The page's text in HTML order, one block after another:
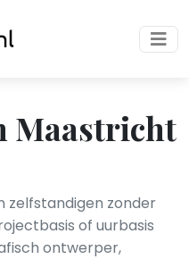
Maastricht
zelfstandigen zonder
of uurbasis
ontwerper,